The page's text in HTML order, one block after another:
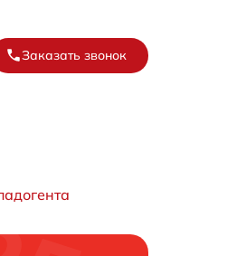
Заказать звонок